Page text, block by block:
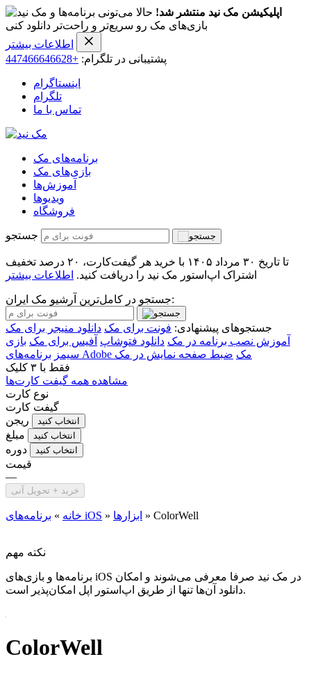
اپلیکیشن مک نید منتشر شد! حالا می‌تونی برنامه‌ها و
بازی‌های مک رو سریع‌تر و راحت‌تر دانلود کنی
اطلاعات بیشتر
پشتیبانی در تلگرام: +447466646628
اینستاگرام
تلگرام
تماس با ما
برنامه‌های مک
بازی‌های مک
آموزش‌ها
ویدیو‌ها
فروشگاه
جستجو
تا تاریخ ۳۰ مرداد ۱۴۰۵ با خرید هر گیفت‌کارت، ۲۰ درصد تخفیف
اشتراک اپ‌استور مک نید را دریافت کنید. اطلاعات بیشتر
جستجو در کامل‌ترین آرشیو مک ایران:
جستجوهای پیشنهادی: فونت برای مک دانلود منیجر برای مک
آموزش نصب برنامه در مک دانلود فتوشاپ آفیس برای مک بازی
سیمز
برنامه‌های Adobe مک ضبط صفحه نمایش در مک
فقط با ۳ کلیک
مشاهده همه گیفت کارت‌ها
نوع کارت
گیفت کارت
ریجن
انتخاب کنید
مبلغ انتخاب کنید
دوره انتخاب کنید
قیمت
—
خرید + تحویل آنی
خانه » برنامه‌های iOS » ابزار‌ها » ColorWell
نکته مهم
برنامه‌ها و بازی‌های iOS در مک نید صرفا معرفی می‌شوند و امکان
دانلود آن‌ها تنها از طریق اپ‌استور اپل امکان‌پذیر است.
ColorWell